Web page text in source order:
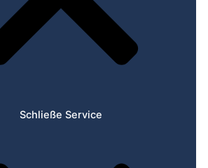
Schließe Service